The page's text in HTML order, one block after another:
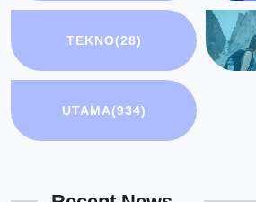
TEKNO(28)
UTAMA(934)